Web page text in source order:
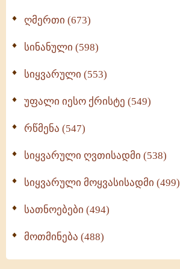
ღმერთი (673)
სინანული (598)
სიყვარული (553)
უფალი იესო ქრისტე (549)
რწმენა (547)
სიყვარული ღვთისადმი (538)
სიყვარული მოყვასისადმი (499)
სათნოებები (494)
მოთმინება (488)